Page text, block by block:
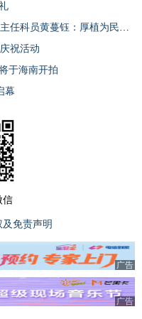
临高县临城镇党委副书记、镇长、一级主任科员黄蔓钰：厚植为民情怀 笃行实干担当
祝活动
于海南开拍
幕
信
免责声明
广告
广告